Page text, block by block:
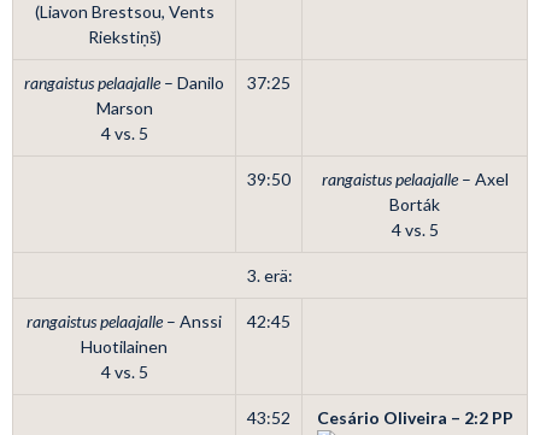
(Liavon Brestsou, Vents
Riekstiņš)
rangaistus pelaajalle– Danilo
Marson
4 vs. 5
37:25
39:50 rangaistus pelaajalle– Axel
Borták
4 vs. 5
3. erä:
rangaistus pelaajalle– Anssi
Huotilainen
4 vs. 5
42:45
43:52 Cesário Oliveira – 2:2 PP